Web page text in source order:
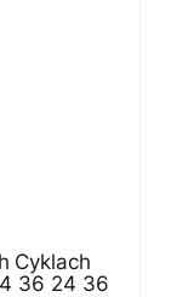
Cyklach
36 24 36